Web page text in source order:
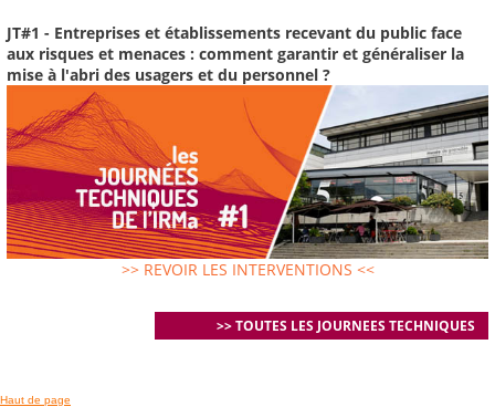
JT#1 - Entreprises et établissements recevant du public face
aux risques et menaces : comment garantir et généraliser la
mise à l'abri des usagers et du personnel ?
>> REVOIR LES INTERVENTIONS <<
>> TOUTES LES JOURNEES TECHNIQUES
Haut de page